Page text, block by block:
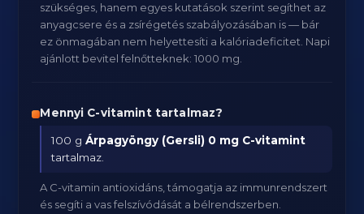
szükséges, hanem egyes kutatások szerint segíthet az
anyagcsere és a zsírégetés szabályozásában is — bár
ez önmagában nem helyettesíti a kalóriadeficitet. Napi
ajánlott bevitel felnőtteknek: 1000 mg.
Mennyi C-vitamint tartalmaz?
100 gÁrpagyöngy (Gersli) 0 mg C-vitamint
tartalmaz.
A C-vitamin antioxidáns, támogatja az immunrendszert
és segíti a vas felszívódását a bélrendszerben.